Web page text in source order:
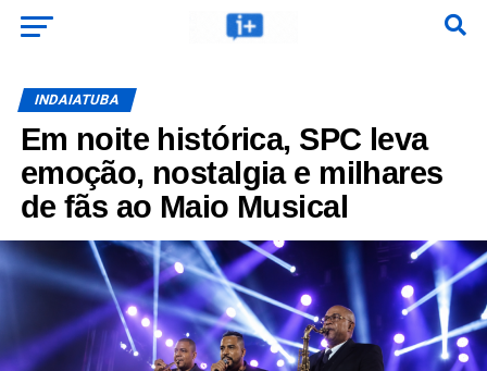
INDAIATUBA
Em noite histórica, SPC leva
emoção, nostalgia e milhares
de fãs ao Maio Musical